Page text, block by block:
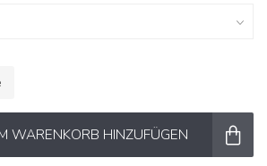
WARENKORB HINZUFÜGEN